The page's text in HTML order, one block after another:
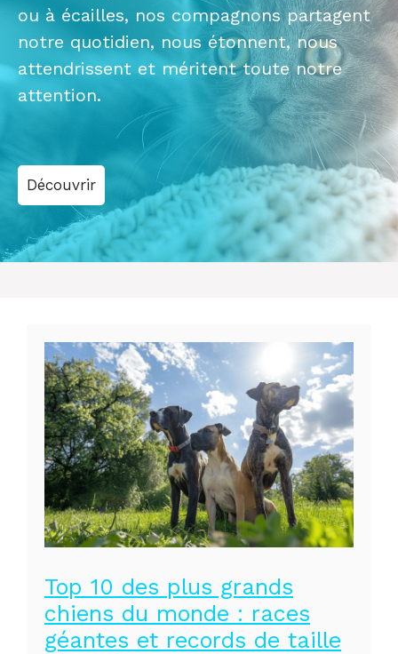
ou à écailles, nos compagnons partagent
notre quotidien, nous étonnent, nous
attendrissent et méritent toute notre
attention.
Découvrir
Top 10 des plus grands
chiens du monde : races
géantes et records de taille